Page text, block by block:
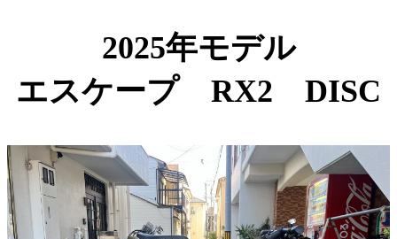
2025年モデル
エスケープ RX2
DISC